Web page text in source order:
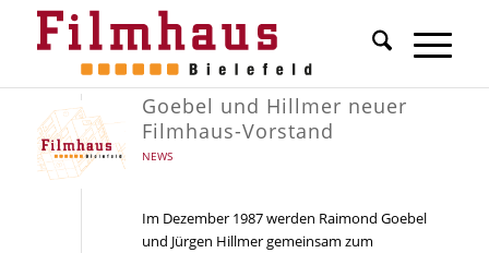
Goebel und Hillmer neuer
Filmhaus-Vorstand
NEWS
Im Dezember 1987 werden Raimond Goebel
und Jürgen Hillmer gemeinsam zum